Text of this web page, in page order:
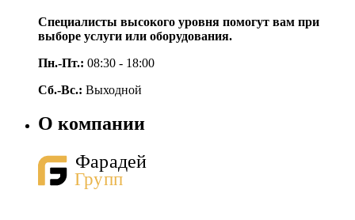
Специалисты высокого уровня помогут вам при
выборе услуги или оборудования.
Пн.-Пт.: 08:30 - 18:00
Сб.-Вс.: Выходной
О компании